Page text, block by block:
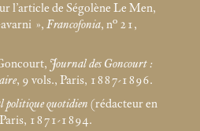
l’article de Ségolène Le Men,
», Francofonia, n° 21,
Journal des Goncourt :
, 9 vols., Paris, 1887-1896.
politique quotidien (rédacteur en
1871-1894.